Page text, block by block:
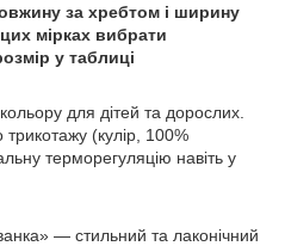
за хребтом і ширину
цих мірках вибрати
у таблиці
для дітей та дорослих.
трикотажу (кулір, 100%
терморегуляцію навіть у
— стильний та лаконічний